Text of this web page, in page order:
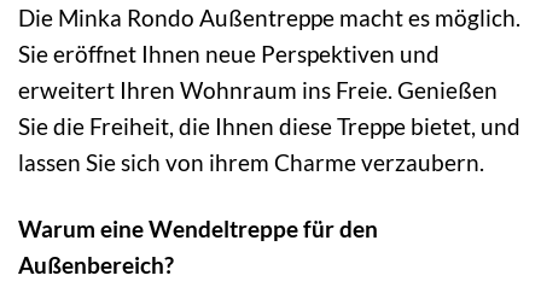
Die Minka Rondo Außentreppe macht es möglich.
Sie eröffnet Ihnen neue Perspektiven und
erweitert Ihren Wohnraum ins Freie. Genießen
Sie die Freiheit, die Ihnen diese Treppe bietet, und
lassen Sie sich von ihrem Charme verzaubern.
Warum eine Wendeltreppe für den
Außenbereich?